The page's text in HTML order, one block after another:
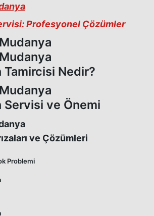
Profesyonel Çözümler
Tamircisi Nedir?
Servisi ve Önemi
ve Çözümleri
Problemi